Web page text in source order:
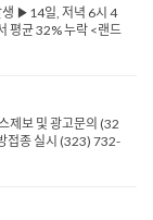
생 ▶14일, 저녁 6시 4
평균 32% 누락 <랜드
러' 창출 예상 ▶LA ...
제보 및 광고문의 (32
접종 실시 (323) 732-
절도 가장 많은 도시,